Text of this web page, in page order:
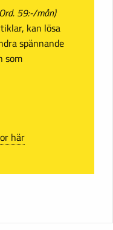
59:-/mån)
kan lösa
spännande
som
här